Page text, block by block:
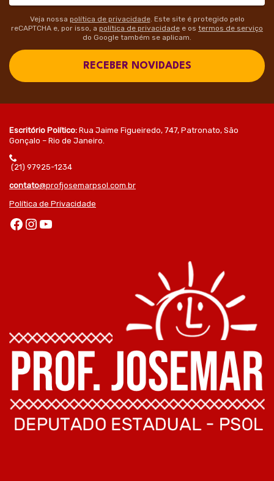
Veja nossa política de privacidade. Este site é protegido pelo
reCAPTCHA e, por isso, a política de privacidade e os termos de serviço
do Google também se aplicam.
RECEBER NOVIDADES
Escritório Político: Rua Jaime Figueiredo, 747, Patronato, São
Gonçalo – Rio de Janeiro.
(21) 97925-1234
contato@profjosemarpsol.com.br
Política de Privacidade
Facebook Instagram Youtube